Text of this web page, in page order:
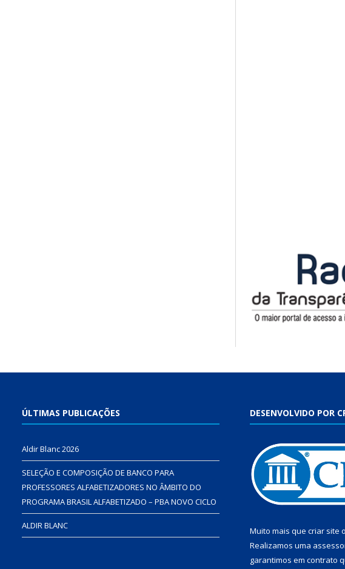
ÚLTIMAS PUBLICAÇÕES
Aldir Blanc 2026
SELEÇÃO E COMPOSIÇÃO DE BANCO PARA
PROFESSORES ALFABETIZADORES NO ÂMBITO DO
PROGRAMA BRASIL ALFABETIZADO – PBA NOVO CICLO
ALDIR BLANC
DESENVOLVIDO POR
Muito mais que criar site
Realizamos uma
garantimos em contrato